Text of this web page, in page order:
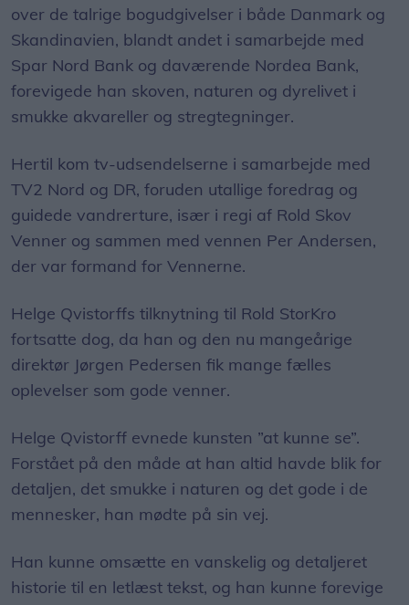
over de talrige bogudgivelser i både Danmark og
Skandinavien, blandt andet i samarbejde med
Spar Nord Bank og daværende Nordea Bank,
forevigede han skoven, naturen og dyrelivet i
smukke akvareller og stregtegninger.
Hertil kom tv-udsendelserne i samarbejde med
TV2 Nord og DR, foruden utallige foredrag og
guidede vandrerture, især i regi af Rold Skov
Venner og sammen med vennen Per Andersen,
der var formand for Vennerne.
Helge Qvistorffs tilknytning til Rold StorKro
fortsatte dog, da han og den nu mangeårige
direktør Jørgen Pedersen fik mange fælles
oplevelser som gode venner.
Helge Qvistorff evnede kunsten ”at kunne se”.
Forstået på den måde at han altid havde blik for
detaljen, det smukke i naturen og det gode i de
mennesker, han mødte på sin vej.
Han kunne omsætte en vanskelig og detaljeret
historie til en letlæst tekst, og han kunne forevige